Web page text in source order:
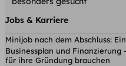
Jobs & Karriere
Minijob nach dem Abschluss:
Businessplan und Finanzierung
für ihre Gründung brauchen